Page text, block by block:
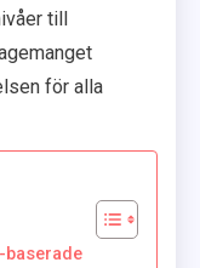
till
för alla